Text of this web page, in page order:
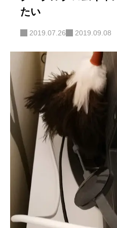
ORGANIZE
BLOG
BLOG
ニュースレター
お問い合わせ
たい
2019.07.26 2019.09.08